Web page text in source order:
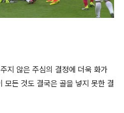
지 않은 주심의 결정에 더욱 화가
모든 것도 결국은 골을 넣지 못한 결